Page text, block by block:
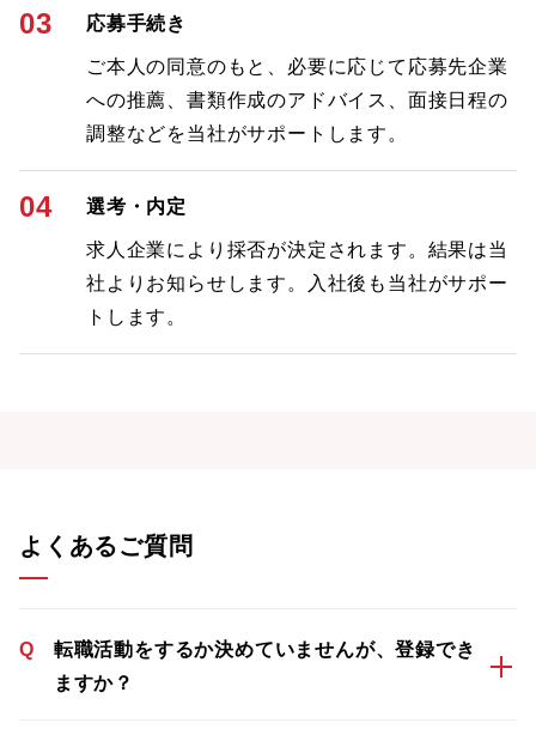
03 応募手続き
ご本人の同意のもと、必要に応じて応募先企業
への推薦、書類作成のアドバイス、面接日程の
調整などを当社がサポートします。
04 選考・内定
求人企業により採否が決定されます。結果は当
社よりお知らせします。入社後も当社がサポー
トします。
よくあるご質問
Q
転職活動をするか決めていませんが、登録でき
ますか？